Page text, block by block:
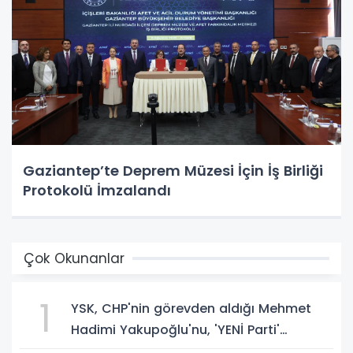
Gaziantep’te Deprem Müzesi İçin İş Birliği
Protokolü İmzalandı
Çok Okunanlar
1
YSK, CHP'nin görevden aldığı Mehmet
Hadimi Yakupoğlu'nu, 'YENİ Parti'